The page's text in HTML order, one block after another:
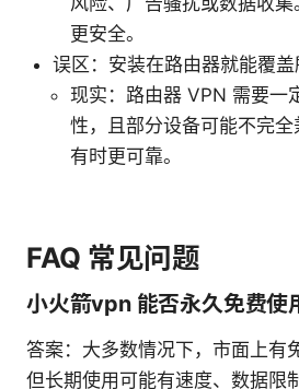
更安全。
误区：安装在路由器就能覆
现实：路由器 VPN 需要一
性，且部分设备可能不完
有时更可靠。
FAQ 常见问题
小火箭vpn 能否永久免费使
答案：大多数情况下，市面上有
但长期使用可能有速度、数据限